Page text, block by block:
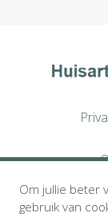
Om jullie beter
gebruik van